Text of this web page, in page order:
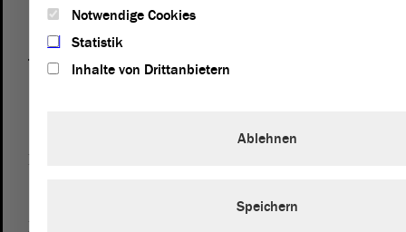
Auf Google Maps
Telefon und Fax
Presse- und Öffentlichkeitsarbeit
Notwendige Cookies
Statistik
Inhalte von Drittanbietern
Ablehnen
Speichern